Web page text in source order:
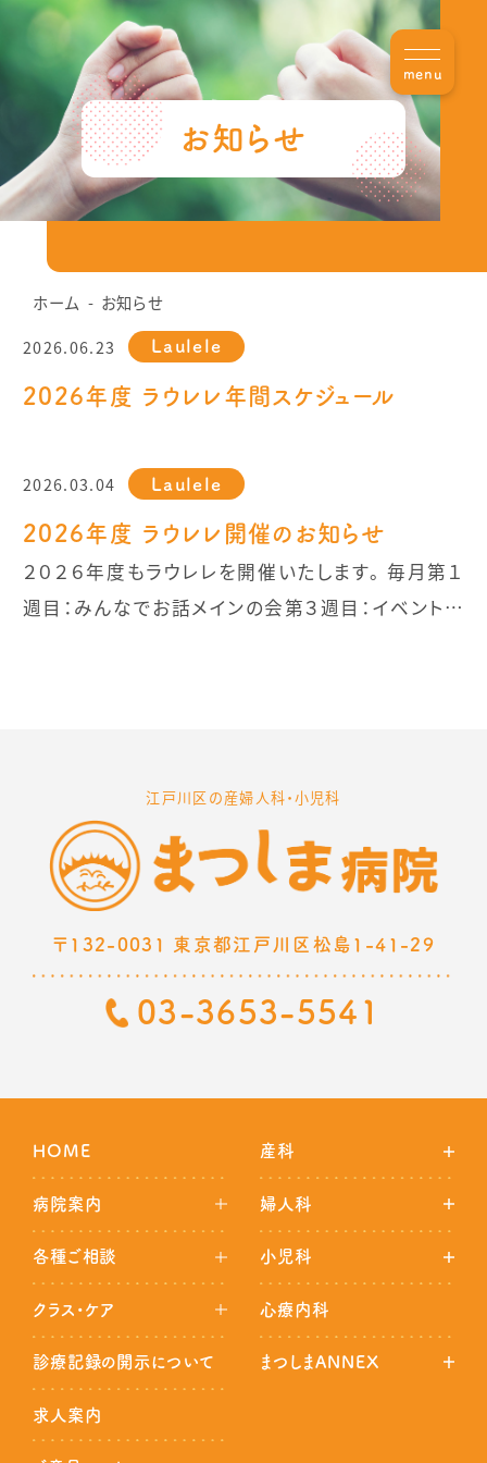
お知らせ
ホーム
お知らせ
2026.06.23
Laulele
2026年度 ラウレレ年間スケジュール
2026.03.04 Laulele
2026年度 ラウレレ開催のお知らせ
２０２６年度もラウレレを開催いたします。 毎月第１
週目：みんなでお話メインの会第３週目：イベント開
ベントの詳細は、当院のInstagramにてお知らせい
たしますので、ぜひチェックしてみてください。 皆さ
まのご参加を心よりお待ちしております。
江戸川区の産婦人科・小児科
〒132-0031 東京都江戸川区松島1-41-29
03-3653-5541
HOME
病院案内
各種ご相談
クラス・ケア
診療記録の開示について
求人案内
産科
婦人科
小児科
心療内科
まつしまANNEX
menu